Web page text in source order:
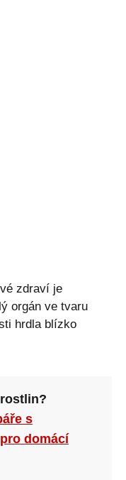
zdraví je
orgán ve tvaru
hrdla blízko
s
domácí